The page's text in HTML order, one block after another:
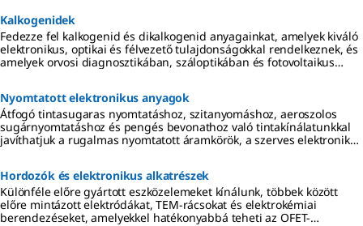
Kalkogenidek
Fedezze fel kalkogenid és dikalkogenid anyagainkat, amelyek kiváló
elektronikus, optikai és félvezető tulajdonságokkal rendelkeznek, és
amelyek orvosi diagnosztikában, száloptikában és fotovoltaikus
Nyomtatott elektronikus anyagok
Átfogó tintasugaras nyomtatáshoz, szitanyomáshoz, aeroszolos
sugárnyomtatáshoz és pengés bevonathoz való tintakínálatunkkal
javíthatjuk a rugalmas nyomtatott áramkörök, a szerves elektronika
Hordozók és elektronikus alkatrészek
Különféle előre gyártott eszközelemeket kínálunk, többek között
előre mintázott elektródákat, TEM-rácsokat és elektrokémiai
berendezéseket, amelyekkel hatékonyabbá teheti az OFET-